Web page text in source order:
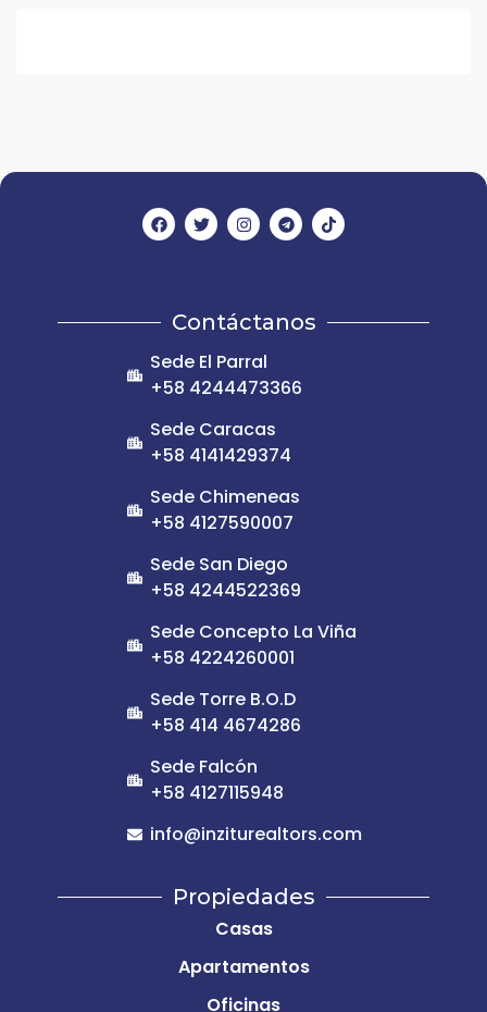
Contáctanos
Sede El Parral
+58 4244473366
Sede Caracas
+58 4141429374
Sede Chimeneas
+58 4127590007
Sede San Diego
+58 4244522369
Sede Concepto La Viña
+58 4224260001
Sede Torre B.O.D
+58 414 4674286
Sede Falcón
+58 4127115948
info@inziturealtors.com
Propiedades
Casas
Apartamentos
Oficinas